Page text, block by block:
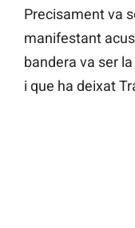
Precisament va
manifestant
bandera va ser
i que ha deixat